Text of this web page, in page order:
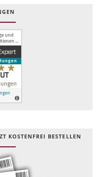
KOSTEN­FREI BESTELLEN